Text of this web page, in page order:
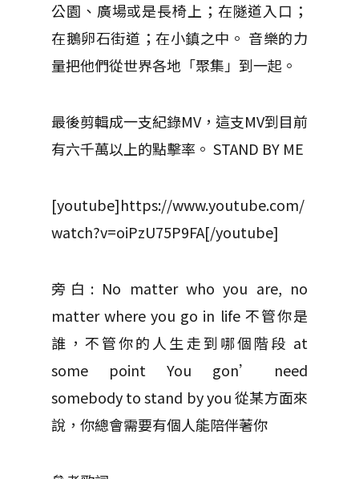
公園、廣場或是長椅上；在隧道入口；
在鵝卵石街道；在小鎮之中。 音樂的力
量把他們從世界各地「聚集」到一起。
最後剪輯成一支紀錄MV，這支MV到目前
有六千萬以上的點擊率。 STAND BY ME
[youtube]https://www.youtube.com/
watch?v=oiPzU75P9FA[/youtube]
旁白: No matter who you are, no
matter where you go in life 不管你是
誰，不管你的人生走到哪個階段 at
some point You gon’ need
somebody to stand by you 從某方面來
說，你總會需要有個人能陪伴著你